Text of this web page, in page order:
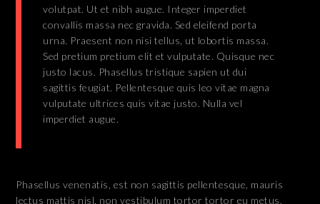
volutpat. Ut et nibh augue. Integer imperdiet
convallis massa nec gravida. Sed eleifend porta
urna. Praesent non nisi tellus, ut lobortis massa.
Sed pretium pretium elit et vulputate. Quisque nec
justo lacus. Phasellus tristique sapien ut dui
sagittis feugiat. Pellentesque quis leo vitae magna
vulputate ultrices quis vitae justo. Nulla vel
imperdiet augue.
Phasellus venenatis, est non sagittis pellentesque, mauris
lectus mattis nisl, non vestibulum tortor tortor eu metus.